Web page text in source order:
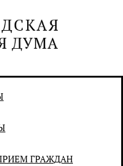
ГРАЖДАН